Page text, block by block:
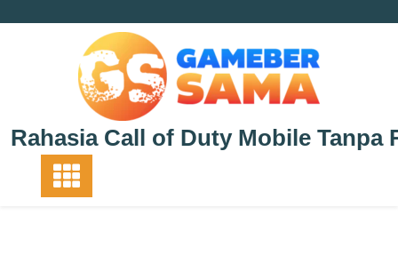
Rahasia Call of Duty Mobile Tanpa